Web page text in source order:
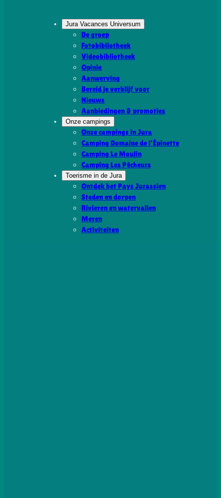
Jura Vacances Universum
De groep
Fotobibliotheek
Videobibliotheek
Opinie
Aanwerving
Bereid je verblijf voor
Nieuws
Aanbiedingen & promoties
Onze campings
Onze campings in Jura
Camping Domaine de l’Épinette
Camping Le Moulin
Camping Les Pêcheurs
Toerisme in de Jura
Ontdek het Pays Jurassien
Steden en dorpen
Rivieren en watervallen
Meren
Activiteiten